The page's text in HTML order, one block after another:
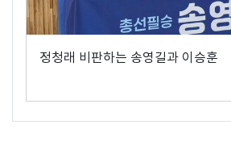
정청래 비판하는 송영길과 이승훈